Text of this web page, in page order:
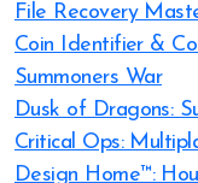
File Recovery
Coin Identifier &
Summoners War
Dusk of Dragons:
Critical Ops:
Design Home™: